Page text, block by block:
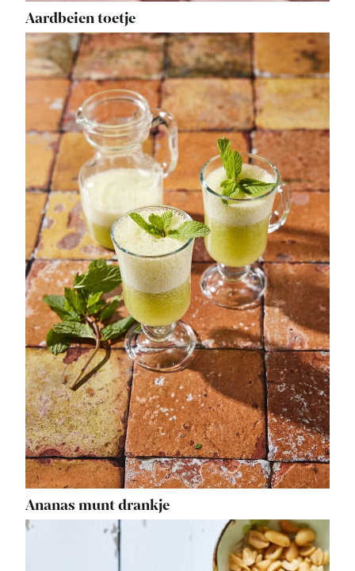
Aardbeien toetje
Ananas munt drankje